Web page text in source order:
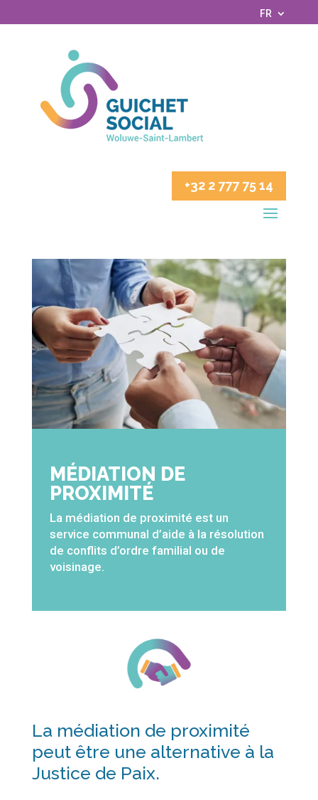
FR
+32 2 777 75 14
MÉDIATION DE
PROXIMITÉ
La médiation de proximité est un
service communal d’aide à la résolution
de conflits d’ordre familial ou de
voisinage.
La médiation de proximité
peut être une alternative à la
Justice de Paix.